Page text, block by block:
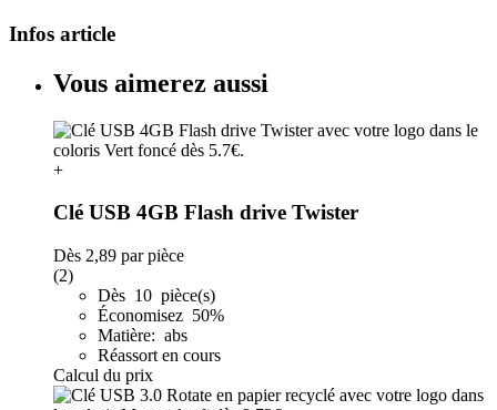
Infos article
Vous aimerez aussi
+
Clé USB 4GB Flash drive Twister
Dès 2,89 par pièce
(2)
Dès 10 pièce(s)
Économisez 50%
Matière: abs
Réassort en cours
Calcul du prix